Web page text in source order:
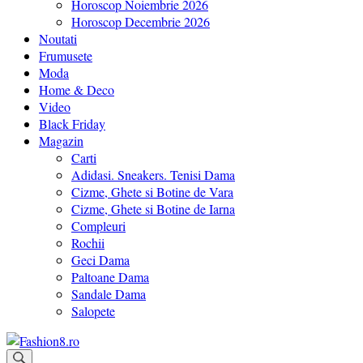
Horoscop Noiembrie 2026
Horoscop Decembrie 2026
Noutati
Frumusete
Moda
Home & Deco
Video
Black Friday
Magazin
Carti
Adidasi. Sneakers. Tenisi Dama
Cizme, Ghete si Botine de Vara
Cizme, Ghete si Botine de Iarna
Compleuri
Rochii
Geci Dama
Paltoane Dama
Sandale Dama
Salopete